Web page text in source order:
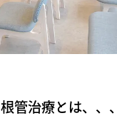
根管治療とは、、、